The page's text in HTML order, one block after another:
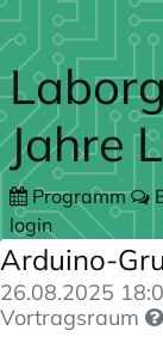
Zum Hauptteil
Jahre
Programm
login
Arduino-
26.08.2025
Vortragsraum